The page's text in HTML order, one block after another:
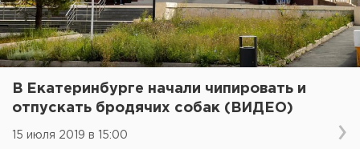
В Екатеринбурге начали чипировать и
отпускать бродячих собак (ВИДЕО)
15 июля 2019 в 15:00